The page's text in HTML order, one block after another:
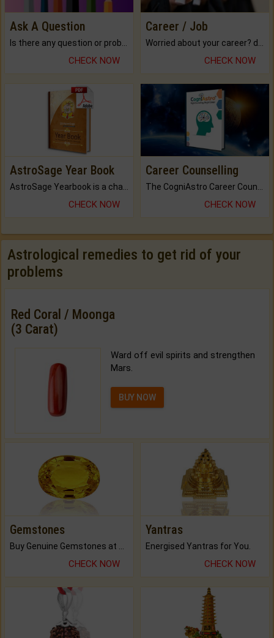
Ask A Question
Is there any question or problem lingering.
CHECK NOW
Career / Job
Worried about your career? don't know what is.
CHECK NOW
AstroSage Year Book
AstroSage Yearbook is a channel to fulfill your dreams and destiny.
CHECK NOW
Career Counselling
The CogniAstro Career Counselling Report is the most comprehensive report available on this topic.
CHECK NOW
Astrological remedies to get rid of your
problems
Red Coral / Moonga
(3 Carat)
Ward off evil spirits and strengthen
Mars.
BUY NOW
Gemstones
CHECK NOW
Yantras
Energised Yantras for You.
CHECK NOW